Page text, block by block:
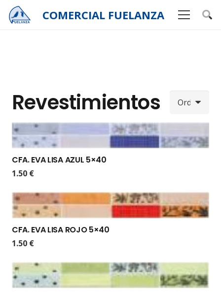
COMERCIAL FUELANZA
Revestimientos
CFA. EVA LISA AZUL 5×40
1.50 €
CFA. EVA LISA ROJO 5×40
1.50 €